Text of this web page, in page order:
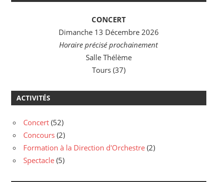
CONCERT
Dimanche 13 Décembre 2026
Horaire précisé prochainement
Salle Thélème
Tours (37)
ACTIVITÉS
Concert (52)
Concours (2)
Formation à la Direction d'Orchestre (2)
Spectacle (5)